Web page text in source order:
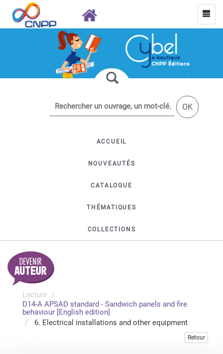
OK
ACCUEIL
NOUVEAUTÉS
CATALOGUE
THÉMATIQUES
COLLECTIONS
Lecture
D14-A APSAD standard - Sandwich panels and fire
behaviour [English edition]
6. Electrical installations and other equipment
Retour